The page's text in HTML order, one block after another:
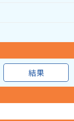
結果